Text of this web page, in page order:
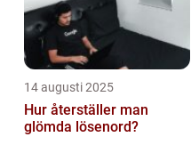
14 augusti 2025
Hur återställer man
glömda lösenord?